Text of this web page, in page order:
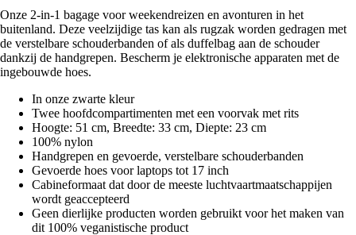
Onze 2-in-1 bagage voor weekendreizen en avonturen in het
buitenland. Deze veelzijdige tas kan als rugzak worden gedragen met
de verstelbare schouderbanden of als duffelbag aan de schouder
dankzij de handgrepen. Bescherm je elektronische apparaten met de
ingebouwde hoes.
In onze zwarte kleur
Twee hoofdcompartimenten met een voorvak met rits
Hoogte: 51 cm, Breedte: 33 cm, Diepte: 23 cm
100% nylon
Handgrepen en gevoerde, verstelbare schouderbanden
Gevoerde hoes voor laptops tot 17 inch
Cabineformaat dat door de meeste luchtvaartmaatschappijen
wordt geaccepteerd
Geen dierlijke producten worden gebruikt voor het maken van
dit 100% veganistische product